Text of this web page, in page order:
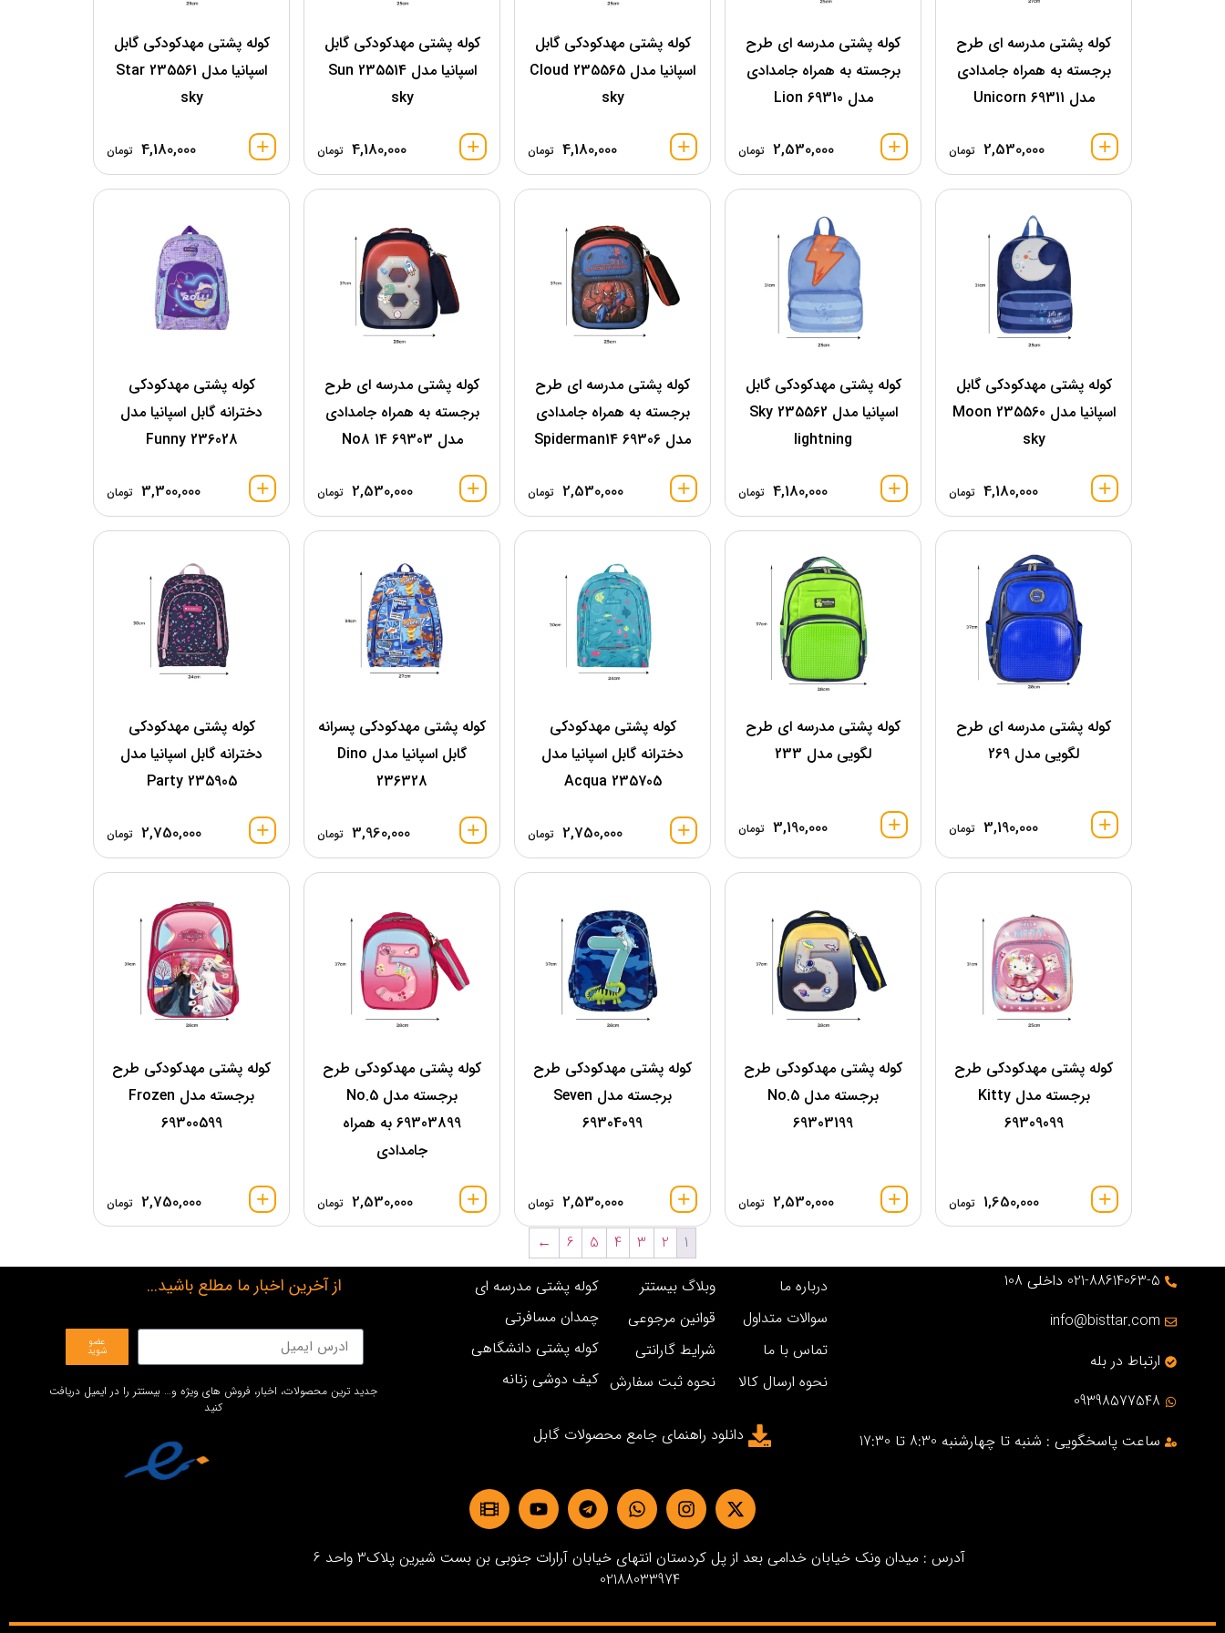
کوله پشتی مدرسه ای طرح
برجسته به همراه جامدادی
مدل 69311 Unicorn
2,530,000 تومان
کوله پشتی مدرسه ای طرح
برجسته به همراه جامدادی
مدل 69310 Lion
2,530,000 تومان
کوله پشتی مهدکودکی گابل
اسپانیا مدل 235565 Cloud
sky
4,180,000 تومان
کوله پشتی مهدکودکی گابل
اسپانیا مدل 235514 Sun
sky
4,180,000 تومان
کوله پشتی مهدکودکی گابل
اسپانیا مدل 235561 Star
sky
4,180,000 تومان
کوله پشتی مهدکودکی گابل
اسپانیا مدل 235560 Moon
sky
4,180,000 تومان
کوله پشتی مهدکودکی گابل
اسپانیا مدل 235562 Sky
lightning
4,180,000 تومان
کوله پشتی مدرسه ای طرح
برجسته به همراه جامدادی
مدل 69306 Spiderman14
2,530,000 تومان
کوله پشتی مدرسه ای طرح
برجسته به همراه جامدادی
مدل 69303 No8 14
2,530,000 تومان
کوله پشتی مهدکودکی
دخترانه گابل اسپانیا مدل
Funny 236028
3,300,000 تومان
کوله پشتی مدرسه ای طرح
لگویی مدل 269
3,190,000 تومان
کوله پشتی مدرسه ای طرح
لگویی مدل 233
3,190,000 تومان
کوله پشتی مهدکودکی
دخترانه گابل اسپانیا مدل
Acqua 235705
2,750,000 تومان
کوله پشتی مهدکودکی پسرانه
گابل اسپانیا مدل Dino
236328
3,960,000 تومان
کوله پشتی مهدکودکی
دخترانه گابل اسپانیا مدل
Party 235905
2,750,000 تومان
کوله پشتی مهدکودکی طرح
برجسته مدل Kitty
69309099
1,650,000 تومان
کوله پشتی مهدکودکی طرح
برجسته مدل No.5
69303199
2,530,000 تومان
کوله پشتی مهدکودکی طرح
برجسته مدل Seven
69304099
2,530,000 تومان
کوله پشتی مهدکودکی طرح
برجسته مدل No.5
69303899 به همراه
جامدادی
2,530,000 تومان
کوله پشتی مهدکودکی طرح
برجسته مدل Frozen
69300599
2,750,000 تومان
1
2
3
4
5
6
←
021-88614063-5 داخلی 108
info@bisttar.com
ارتباط در بله
09398577548
ساعت پاسخگویی : شنبه تا چهارشنبه 8:30 تا 17:30
درباره ما
سوالات متداول
تماس با ما
نحوه ارسال کالا
وبلاگ بیستتر
قوانین مرجوعی
شرایط گارانتی
نحوه ثبت سفارش
کوله پشتی مدرسه ای
چمدان مسافرتی
کوله پشتی دانشگاهی
کیف دوشی زنانه
دانلود راهنمای جامع محصولات گابل
از آخرین اخبار ما مطلع باشید...
عضو
شوید
جدید ترین محصولات، اخبار، فروش های ویژه و… بیستتر را در ایمیل دریافت
کنید
آدرس : میدان ونک خیابان خدامی بعد از پل کردستان انتهای خیابان آرارات جنوبی بن بست شیرین پلاک3 واحد 6
02188033974